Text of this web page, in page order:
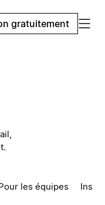
gratuitement
les équipes